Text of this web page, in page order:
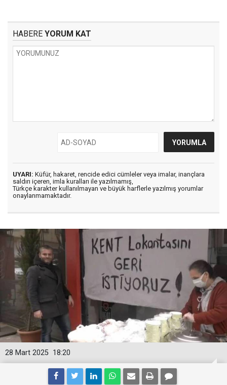
HABERE YORUM KAT
UYARI: Küfür, hakaret, rencide edici cümleler veya imalar, inançlara
saldırı içeren, imla kuralları ile yazılmamış,
Türkçe karakter kullanılmayan ve büyük harflerle yazılmış yorumlar
onaylanmamaktadır.
18:20
28 Mart 2025